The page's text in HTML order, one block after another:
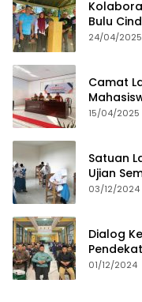
Bulu
24/04/2025
Camat
15/04/2025
Satuan
Ujian
Proses
03/12/2024
Dialog
01/12/2024